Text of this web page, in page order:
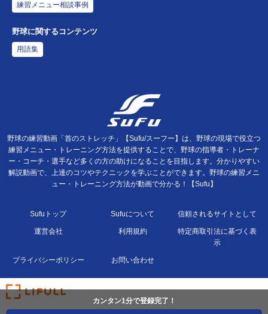
練習メニュー相談事例
野球に関するコンテンツ
用語集
カンタン1分で登録完了！
野球の練習動画「首のストレッチ」【Sufu/スーフー】は、野球の現場で役立つ
練習メニュー・トレーニング方法を提供することで、野球の指導者・トレーナ
ー・コーチ・選手など多くの方の助けになることを目指します。分かりやすい
解説動画で、上達のコツやテクニックを学ぶことができます。野球の練習メニ
ュー・トレーニング方法が動画で分かる！【Sufu】
Sufuトップ Sufuについて 信頼されるサイトとして
運営会社 利用規約
特定商取引法に基づく表
示
プライバシーポリシー お問い合わせ